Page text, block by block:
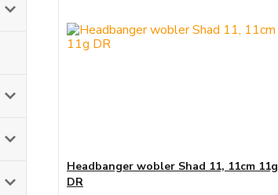
Headbanger wobler Shad 11, 11cm 11g
DR